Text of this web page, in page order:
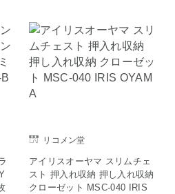
リコメン堂
アイリスオーヤマ スリムチェ
スト 押入れ収納 押し入れ収納
クローゼット MSC-040 IRIS